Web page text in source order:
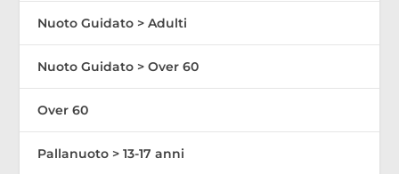
Nuoto Guidato > Adulti
Nuoto Guidato > Over 60
Over 60
Pallanuoto > 13-17 anni